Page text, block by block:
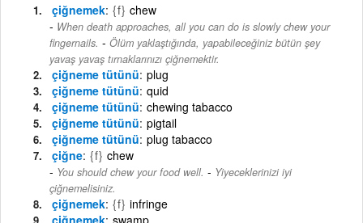
çiğnemek {f} chew
When death approaches, all you can do is slowly chew your
fingernails. - Ölüm yaklaştığında, yapabileceğiniz bütün şey
yavaş yavaş tırnaklarınızı çiğnemektir.
çiğneme tütünü plug
çiğneme tütünü quid
çiğneme tütünü chewing tabacco
çiğneme tütünü pigtail
çiğneme tütünü plug tabacco
çiğne {f} chew
You should chew your food well. - Yiyeceklerinizi iyi
çiğnemelisiniz.
çiğnemek {f} infringe
çiğnemek swamp